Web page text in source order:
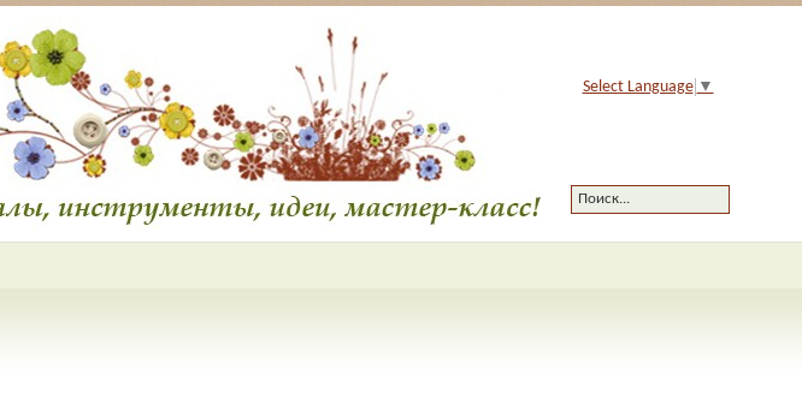
Select Language ▼